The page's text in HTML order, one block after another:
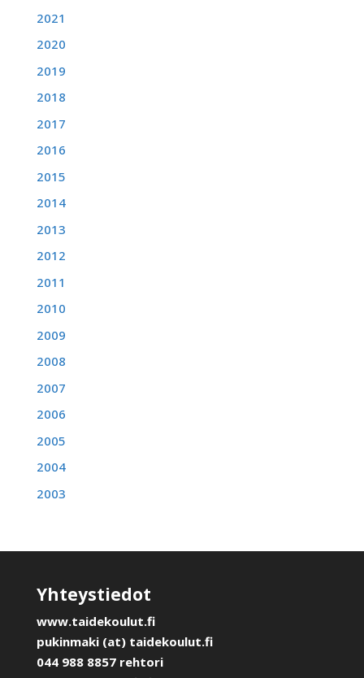
2021
2020
2019
2018
2017
2016
2015
2014
2013
2012
2011
2010
2009
2008
2007
2006
2005
2004
2003
Yhteystiedot
www.taidekoulut.fi
pukinmaki (at) taidekoulut.fi
044 988 8857 rehtori